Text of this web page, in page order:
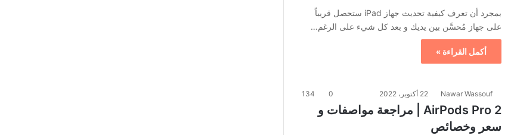
بمجرد أن تعرف كيفية تحديث جهاز iPad ستحصل قريباً
على جهاز مُحسَّن بين يديك و بعد كل شيء على الرغم…
أكمل القراءة »
Nawar Wassouf 22 أكتوبر، 2022 0
134
AirPods Pro 2 | مراجعة مواصفات و
سعر وخصائص